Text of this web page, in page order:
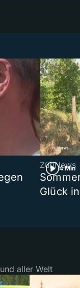
4 Min
ZüriNews
Glück
aller Welt